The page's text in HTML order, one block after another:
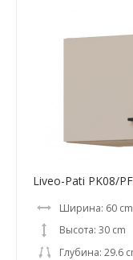
Liveo-Pati PK08/
Ширина: 60 cm
Высота: 30 cm
Глубина: 29.6